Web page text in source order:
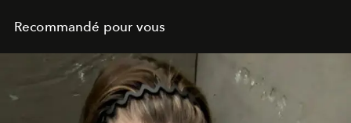
Recommandé pour vous